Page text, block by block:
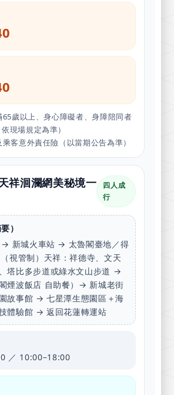
65歲以上、身心障礙者、身障陪同者
現場規定為準）
客意外責任險（以當期公告為準）
祥洄瀾網美秘境一
四人成
行
）
→ 新城火車站 → 太魯閣臺地／得
視管制）天祥：祥德寺、文天
塔比多步道或綠水文山步道 →
煙波飯店 自助餐）→ 新城老街
故事館 → 七星潭生態園區＋海
體驗館 → 返回花蓮轉運站
／ 10:00–18:00